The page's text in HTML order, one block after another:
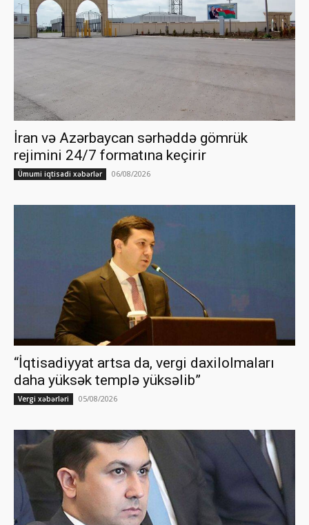
İran və Azərbaycan sərhəddə gömrük
rejimini 24/7 formatına keçirir
Ümumi iqtisadi xəbərlər 06/08/2026
“İqtisadiyyat artsa da, vergi daxilolmaları
daha yüksək templə yüksəlib”
Vergi xəbərləri 05/08/2026